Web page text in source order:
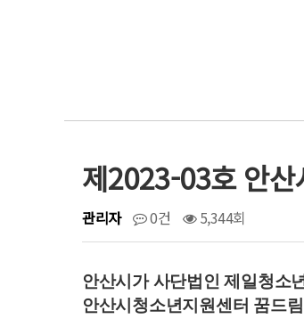
제2023-03호 안산
관리자 0건 5,344회
안산시가 사단법인 제일청소
안산시청소년지원센터 꿈드